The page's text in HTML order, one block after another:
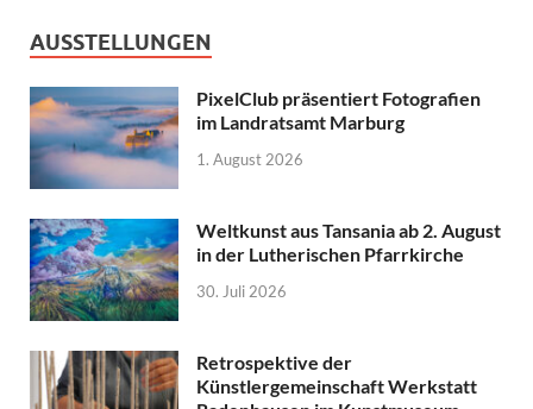
AUSSTELLUNGEN
PixelClub präsentiert Fotografien
im Landratsamt Marburg
1. August 2026
Weltkunst aus Tansania ab 2. August
in der Lutherischen Pfarrkirche
30. Juli 2026
Retrospektive der
Künstlergemeinschaft Werkstatt